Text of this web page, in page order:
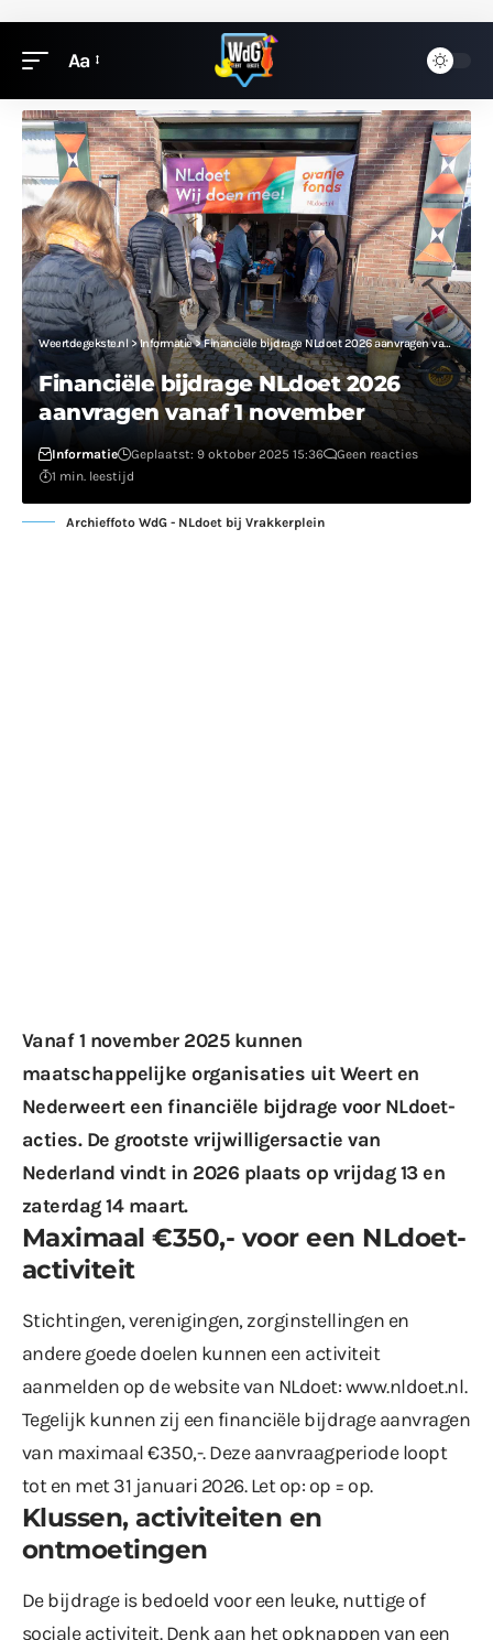
Aa
Weertdegekste.nl>Informatie>Financiële bijdrage NLdoet 2026 aanvragen vanaf 1 november
Financiële bijdrage NLdoet 2026
aanvragen vanaf 1 november
Informatie Geplaatst: 9 oktober 2025 15:36
Geen reacties
1 min. leestijd
Archieffoto WdG - NLdoet bij Vrakkerplein
Vanaf 1 november 2025 kunnen
maatschappelijke organisaties uit Weert en
Nederweert een financiële bijdrage voor NLdoet-
acties. De grootste vrijwilligersactie van
Nederland vindt in 2026 plaats op vrijdag 13 en
zaterdag 14 maart.
Maximaal €350,- voor een NLdoet-
activiteit
Stichtingen, verenigingen, zorginstellingen en
andere goede doelen kunnen een activiteit
aanmelden op de website van NLdoet:www.nldoet.nl.
Tegelijk kunnen zij een financiële bijdrage aanvragen
van maximaal €350,-. Deze aanvraagperiode loopt
tot en met 31 januari 2026. Let op: op = op.
Klussen, activiteiten en
ontmoetingen
De bijdrage is bedoeld voor een leuke, nuttige of
sociale activiteit. Denk aan het opknappen van een